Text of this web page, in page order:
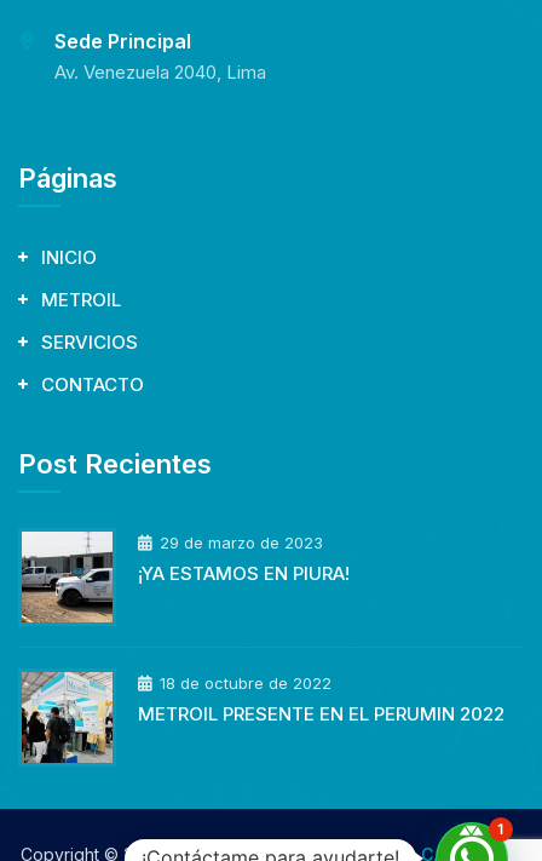
Sede Principal
Av. Venezuela 2040, Lima
Páginas
INICIO
METROIL
SERVICIOS
CONTACTO
Post Recientes
29 de marzo de 2023
¡YA ESTAMOS EN PIURA!
18 de octubre de 2022
METROIL PRESENTE EN EL PERUMIN 2022
Copyright © 2026 Desarrollado por METROIL S.A.C.Todos los
1